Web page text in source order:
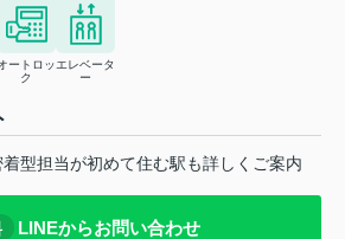
ートロッ
ク
エレベータ
ー
型担当が初めて住む駅も詳しくご案内
LINEからお問い合わせ